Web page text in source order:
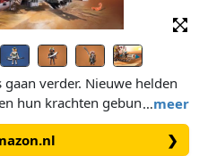
…meer
verder. Nieuwe helden
hun krachten gebundeld
van de Ahari om het
hoofd te bieden. Met
❯